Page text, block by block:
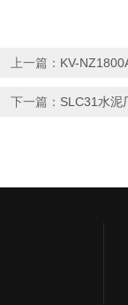
上一篇： KV-
下一篇： SLC31水泥